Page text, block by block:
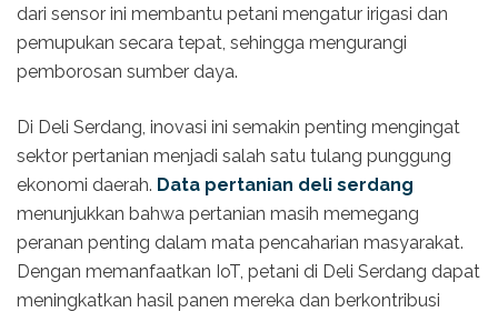
dari sensor ini membantu petani mengatur irigasi dan
pemupukan secara tepat, sehingga mengurangi
pemborosan sumber daya.
Di Deli Serdang, inovasi ini semakin penting mengingat
sektor pertanian menjadi salah satu tulang punggung
ekonomi daerah. Data pertanian deli serdang
menunjukkan bahwa pertanian masih memegang
peranan penting dalam mata pencaharian masyarakat.
Dengan memanfaatkan IoT, petani di Deli Serdang dapat
meningkatkan hasil panen mereka dan berkontribusi